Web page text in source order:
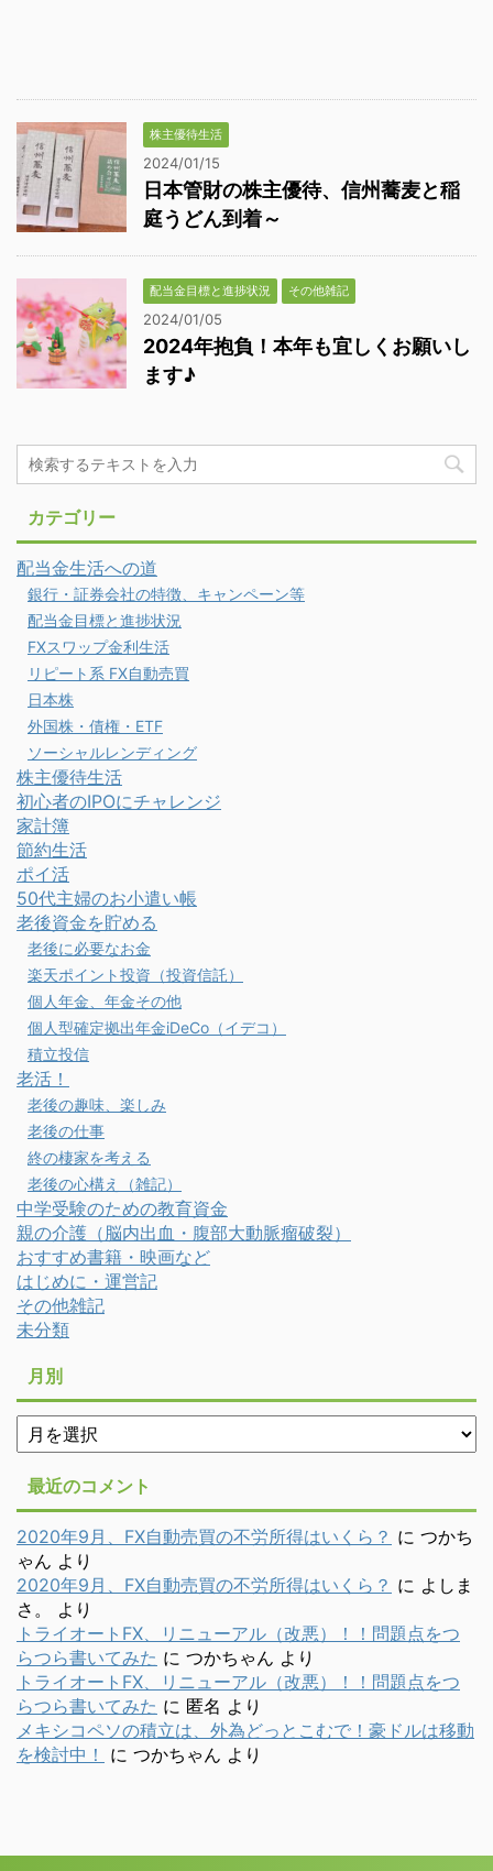
株主優待生活
2024/01/15
日本管財の株主優待、信州蕎麦と稲
庭うどん到着～
配当金目標と進捗状況 その他雑記
2024/01/05
2024年抱負！本年も宜しくお願いし
ます♪
カテゴリー
配当金生活への道
銀行・証券会社の特徴、キャンペーン等
配当金目標と進捗状況
FXスワップ金利生活
リピート系 FX自動売買
日本株
外国株・債権・ETF
ソーシャルレンディング
株主優待生活
初心者のIPOにチャレンジ
家計簿
節約生活
ポイ活
50代主婦のお小遣い帳
老後資金を貯める
老後に必要なお金
楽天ポイント投資（投資信託）
個人年金、年金その他
個人型確定拠出年金iDeCo（イデコ）
積立投信
老活！
老後の趣味、楽しみ
老後の仕事
終の棲家を考える
老後の心構え（雑記）
中学受験のための教育資金
親の介護（脳内出血・腹部大動脈瘤破裂）
おすすめ書籍・映画など
はじめに・運営記
その他雑記
未分類
月別
月
別
最近のコメント
2020年9月、FX自動売買の不労所得はいくら？ に つかち
ゃん より
2020年9月、FX自動売買の不労所得はいくら？ に よしま
さ。
より
トライオートFX、リニューアル（改悪）！！問題点をつ
らつら書いてみた に つかちゃん より
トライオートFX、リニューアル（改悪）！！問題点をつ
らつら書いてみた に 匿名 より
メキシコペソの積立は、外為どっとこむで！豪ドルは移動
を検討中！
に つかちゃん より